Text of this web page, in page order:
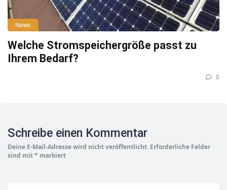
News
Welche Stromspeichergröße passt zu
Ihrem Bedarf?
0
Schreibe einen Kommentar
Deine E-Mail-Adresse wird nicht veröffentlicht. Erforderliche Felder
sind mit* markiert